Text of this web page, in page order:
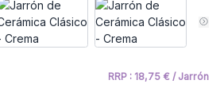
RRP : 18,75 € / Jarrón